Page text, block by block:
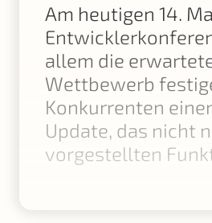
Am heutigen 14.
allem die
Wettbewerb
Konkurrenten
Update, das nicht
vorgestellten